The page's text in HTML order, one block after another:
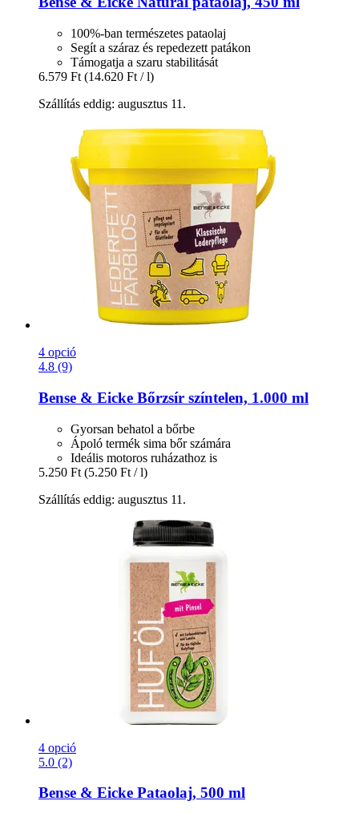
100%-ban természetes pataolaj
Segít a száraz és repedezett patákon
Támogatja a szaru stabilitását
6.579 Ft (14.620 Ft / l)
Szállítás eddig: augusztus 11.
4 opció
4.8 (9)
Bense & Eicke Bőrzsír színtelen, 1.000 ml
Gyorsan behatol a bőrbe
Ápoló termék sima bőr számára
Ideális motoros ruházathoz is
5.250 Ft (5.250 Ft / l)
Szállítás eddig: augusztus 11.
4 opció
5.0 (2)
Bense & Eicke Pataolaj, 500 ml